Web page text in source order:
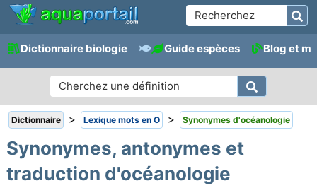
Dictionnaire biologie Guide espèces Blog et
Dictionnaire > Lexique mots en O > Synonymes d'océanologie
Synonymes, antonymes et
traduction d'océanologie